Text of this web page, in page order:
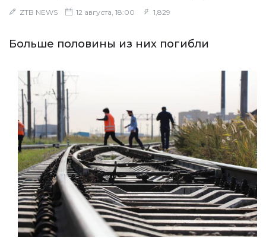
ZTB NEWS 12 августа, 18:00 1,829
Больше половины из них погибли